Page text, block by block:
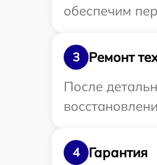
обеспечим
3
Ремонт
После
4
Гарантия